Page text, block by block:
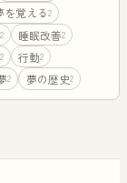
を覚える2
2 睡眠改善2
2 行動2
2 夢の歴史2